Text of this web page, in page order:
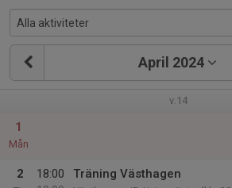
April 2024
v.14
1
Mån
2
18:00
Träning Västhagen